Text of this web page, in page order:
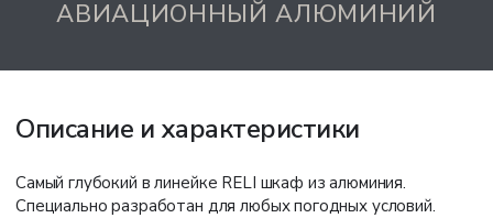
АВИАЦИОННЫЙ АЛЮМИНИЙ
Описание и характеристики
Самый глубокий в линейке RELI шкаф из алюминия.
Специально разработан для любых погодных условий.